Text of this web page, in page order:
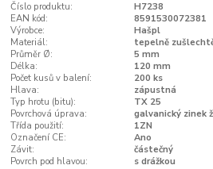
Číslo produktu:
H7238
EAN kód:
8591530072381
Výrobce:
Hašpl
Materiál:
tepelně
Průměr Ø:
5 mm
Délka:
120 mm
Počet kusů v balení:
200 ks
Hlava:
zápustná
Typ hrotu (bitu):
TX 25
Povrchová úprava:
galvanický zinek
Třída použití:
1ZN
Označení CE:
Ano
Závit:
částečný
Povrch pod hlavou:
s drážkou